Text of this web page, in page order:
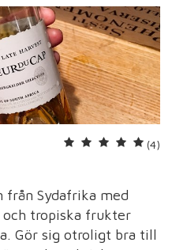
(4)
Sydafrika med
och tropiska frukter
Gör sig otroligt bra till